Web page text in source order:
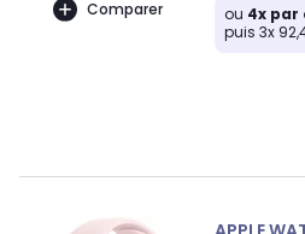
Comparer ou 4x par
puis 3x